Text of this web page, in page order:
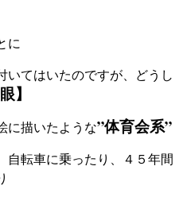
に
いてはいたのですが、どうし
】
に描いたような”体育会系”
、自転車に乗ったり、４５年間